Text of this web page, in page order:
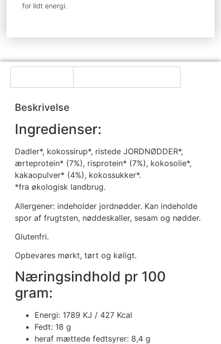
for lidt energi.
Beskrivelse
Ingredienser:
Dadler*, kokossirup*, ristede JORDNØDDER*,
ærteprotein* (7%), risprotein* (7%), kokosolie*,
kakaopulver* (4%), kokossukker*.
*fra økologisk landbrug.
Allergener: indeholder jordnødder. Kan indeholde
spor af frugtsten, nøddeskaller, sesam og nødder.
Glutenfri.
Opbevares mørkt, tørt og køligt.
Næringsindhold pr 100
gram:
Energi: 1789 KJ / 427 Kcal
Fedt: 18 g
heraf mættede fedtsyrer: 8,4 g